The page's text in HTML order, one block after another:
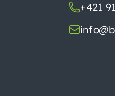
+421